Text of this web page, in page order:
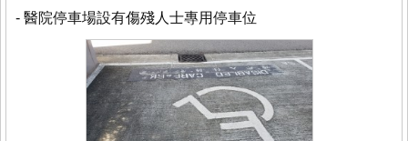
- 醫院停車場設有傷殘人士專用停車位